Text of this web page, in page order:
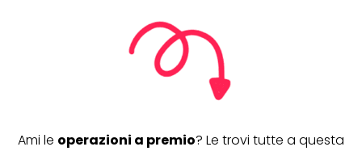
Ami le operazioni a premio? Le trovi tutte a questa